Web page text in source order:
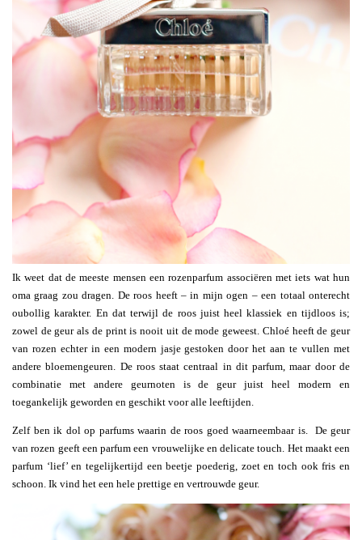
Ik weet dat de meeste mensen een rozenparfum associëren met iets wat hun
oma graag zou dragen. De roos heeft – in mijn ogen – een totaal onterecht
oubollig karakter. En dat terwijl de roos juist heel klassiek en tijdloos is;
zowel de geur als de print is nooit uit de mode geweest. Chloé heeft de geur
van rozen echter in een modern jasje gestoken door het aan te vullen met
andere bloemengeuren. De roos staat centraal in dit parfum, maar door de
combinatie met andere geurnoten is de geur juist heel modern en
toegankelijk geworden en geschikt voor alle leeftijden.
Zelf ben ik dol op parfums waarin de roos goed waarneembaar is. De geur
van rozen geeft een parfum een vrouwelijke en delicate touch. Het maakt een
parfum ‘lief’ en tegelijkertijd een beetje poederig, zoet en toch ook fris en
schoon. Ik vind het een hele prettige en vertrouwde geur.